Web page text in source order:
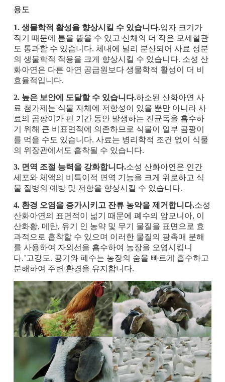
용도
1. 생물학적 활성을 향상시킬 수 있습니다.입자 크기가
작기 때문에 틈을 뚫을 수 있고 신체의 더 작은 모세혈관
도 통과할 수 있습니다. 체내에 널리 분산되어 사료 성분
의 생물학적 적용을 크게 향상시킬 수 있습니다. 소성 산
화아연은 ​​다른 아연 공급원보다 생물학적 활성이 더 비
효율적입니다.
2. 높은 보안에 도달할 수 있습니다.하소된 산화아연 사
료 첨가제는 식물 자체에 저항성이 있을 뿐만 아니라 사
료의 곰팡이가 핀 기간 동안 발생하는 진균독을 흡수하
기 위해 큰 비표면적에 의존하므로 식물이 일부 곰팡이
를 먹을 수도 있습니다. 사료는 병리학적 조건 없이 식물
의 위장관에서도 흡착될 수 있습니다.
3. 면역 조절 능력을 강화합니다.소성 산화아연은 ​​인간
세포와 체액의 비특이적 면역 기능을 크게 위로하고 식
물 질병의 예방 및 저항을 향상시킬 수 있습니다.
4. 환경 오염을 증가시키고 잔류 농약을 제거합니다.소성
산화아연의 표면적이 넓기 때문에 폐수의 암모니아, 이
산화황, 메탄, 유기 인 농약 및 무기 물질을 표면으로 효
과적으로 흡착할 수 있으며 이러한 물질의 광촉매 분해
를 사용하여 자외선을 흡수하여 농장을 오염시킵니
다.’고강도. 공기와 폐수는 농장의 숨을 빠르게 흡수하고
분해하여 주변 환경을 유지합니다.